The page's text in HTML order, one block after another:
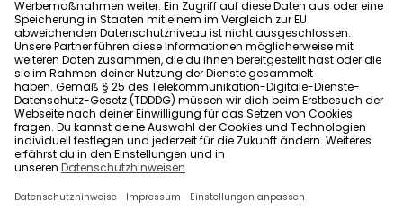
Wohnglück folgen